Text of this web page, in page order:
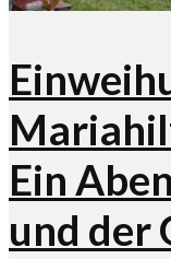
Ein
und der